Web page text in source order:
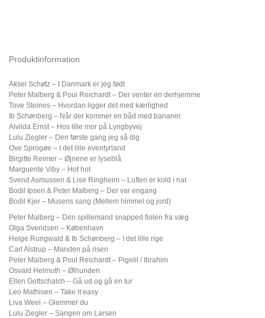
Produktinformation
Aksel Schøtz – I Danmark er jeg født
Peter Malberg & Poul Reichardt – Der venter en derhjemme
Tove Steines – Hvordan ligger det med kærlighed
Ib Schønberg – Når der kommer en båd med bananer
Alvilda Ernst – Hos lille mor på Lyngbyvej
Lulu Ziegler – Den første gang jeg så dig
Ove Sprogøe – I det lille eventyrland
Birgitte Reimer – Øjnene er lyseblå
Marguerite Viby – Hot hot
Svend Asmussen & Lise Ringheim – Luften er kold i nat
Bodil Ipsen & Peter Malberg – Der var engang
Bodil Kjer – Musens sang (Mellem himmel og jord)
Peter Malberg – Den spillemand snapped fiolen fra væg
Olga Svendsen – København
Helge Rungwald & Ib Schønberg – I det lille rige
Carl Alstrup – Manden på risen
Peter Malberg & Poul Reichardt – Pigelil / Ibrahim
Osvald Helmuth – Ølhunden
Ellen Gottschalch – Gå ud og gå en tur
Leo Mathisen – Take it easy
Liva Weel – Glemmer du
Lulu Ziegler – Sangen om Larsen